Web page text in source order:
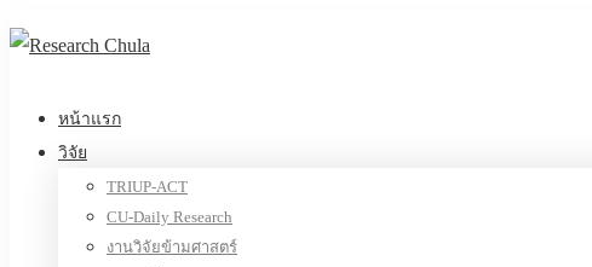
หน้าแรก
วิจัย
TRIUP-ACT
CU-Daily Research
งานวิจัยข้ามศาสตร์